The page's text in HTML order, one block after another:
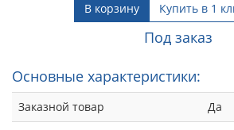
В корзину Купить в 1
Под заказ
Основные характеристики:
Заказной товар
Да